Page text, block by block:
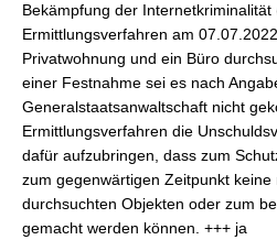
Bekämpfung der
Ermittlungsverfahren am
Privatwohnung und ein Büro
einer Festnahme sei es nach
Generalstaatsanwaltschaft nicht
Ermittlungsverfahren die
dafür aufzubringen, dass zum
zum gegenwärtigen Zeitpunkt keine
durchsuchten Objekten oder zum
gemacht werden können. +++ ja